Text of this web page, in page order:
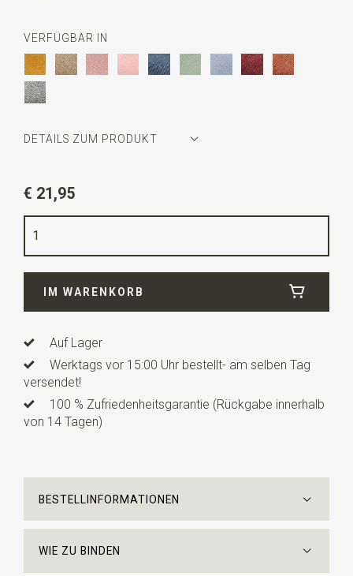
VERFÜGBAR IN
DETAILS ZUM PRODUKT
Farbe
Qualität
Länge 22 cm
€ 21,95
IM WARENKORB
Auf Lager
Werktags vor 15:00 Uhr bestellt- am selben Tag
versendet!
100 % Zufriedenheitsgarantie (Rückgabe innerhalb
von 14 Tagen)
BESTELLINFORMATIONEN
WIE ZU BINDEN